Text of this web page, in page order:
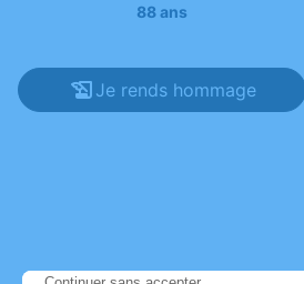
88 ans
Je rends hommage